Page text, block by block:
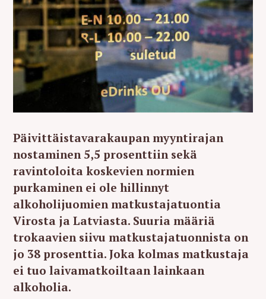
Päivittäistavarakaupan myyntirajan
nostaminen 5,5 prosenttiin sekä
ravintoloita koskevien normien
purkaminen ei ole hillinnyt
alkoholijuomien matkustajatuontia
Virosta ja Latviasta. Suuria määriä
trokaavien siivu matkustajatuonnista on
jo 38 prosenttia. Joka kolmas matkustaja
ei tuo laivamatkoiltaan lainkaan
alkoholia.